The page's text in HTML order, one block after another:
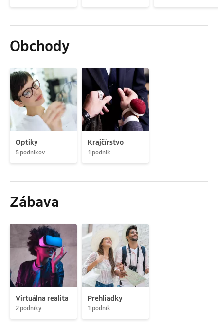
Obchody
Optiky
5 podnikov
Krajčírstvo
1 podnik
Zábava
Virtuálna realita
2 podniky
Prehliadky
1 podnik